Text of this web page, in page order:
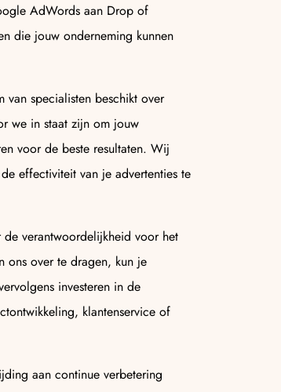
AdWords aan Drop of
die jouw onderneming kunnen
van specialisten beschikt over
we in staat zijn om jouw
voor de beste resultaten. Wij
effectiviteit van je advertenties te
de verantwoordelijkheid voor het
ons over te dragen, kun je
investeren in de
klantenservice of
aan continue verbetering